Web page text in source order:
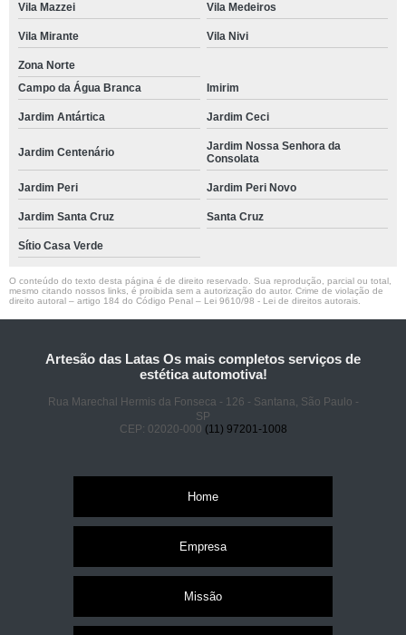
Vila Mazzei Vila Medeiros
Vila Mirante Vila Nivi
Zona Norte
Campo da Água Branca
Imirim
Jardim Antártica Jardim Ceci
Jardim Centenário
Jardim Nossa Senhora da
Consolata
Jardim Peri Jardim Peri Novo
Jardim Santa Cruz Santa Cruz
Sítio Casa Verde
O conteúdo do texto desta página é de direito reservado. Sua reprodução, parcial ou total,
mesmo citando nossos links, é proibida sem a autorização do autor. Crime de violação de
direito autoral – artigo 184 do Código Penal – Lei 9610/98 - Lei de direitos autorais
Artesão das Latas Os mais completos serviços de
estética automotiva!
Rua Marechal Hermis da Fonseca - 126 - Santana, São Paulo -
SP
CEP: 02020-000 (11) 97201-1008
Home
Empresa
Missão